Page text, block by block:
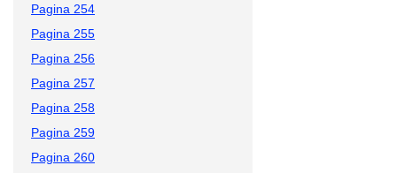
Pagina 254
Pagina 255
Pagina 256
Pagina 257
Pagina 258
Pagina 259
Pagina 260